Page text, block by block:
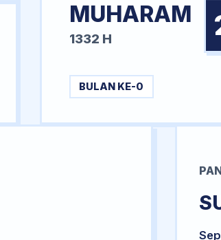
MUHARAM
1332 H
BULAN KE-0